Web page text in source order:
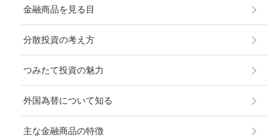
金融商品を見る目
分散投資の考え方
つみたて投資の魅力
外国為替について知る
主な金融商品の特徴